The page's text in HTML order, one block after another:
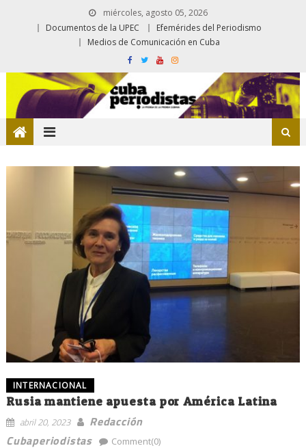
miércoles, agosto 05, 2026
Documentos de la UPEC
Efemérides del Periodismo
Medios de Comunicación en Cuba
INTERNACIONAL
Rusia mantiene apuesta por América Latina
abril 20, 2023
Redacción
Cubaperiodistas
Comment(0)